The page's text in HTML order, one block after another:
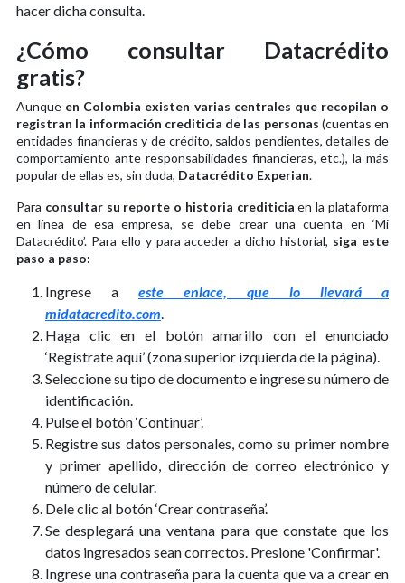
hacer dicha consulta.
¿Cómo consultar Datacrédito
gratis?
Aunque en Colombia existen varias centrales que recopilan o
registran la información crediticia de las personas (cuentas en
entidades financieras y de crédito, saldos pendientes, detalles de
comportamiento ante responsabilidades financieras, etc.), la más
popular de ellas es, sin duda, Datacrédito Experian.
Para consultar su reporte o historia crediticia en la plataforma
en línea de esa empresa, se debe crear una cuenta en ‘Mi
Datacrédito’. Para ello y para acceder a dicho historial, siga este
paso a paso:
Ingrese a este enlace, que lo llevará a
midatacredito.com.
Haga clic en el botón amarillo con el enunciado
‘Regístrate aquí’ (zona superior izquierda de la página).
Seleccione su tipo de documento e ingrese su número de
identificación.
Pulse el botón ‘Continuar’.
Registre sus datos personales, como su primer nombre
y primer apellido, dirección de correo electrónico y
número de celular.
Dele clic al botón ‘Crear contraseña’.
Se desplegará una ventana para que constate que los
datos ingresados sean correctos. Presione 'Confirmar'.
Ingrese una contraseña para la cuenta que va a crear en